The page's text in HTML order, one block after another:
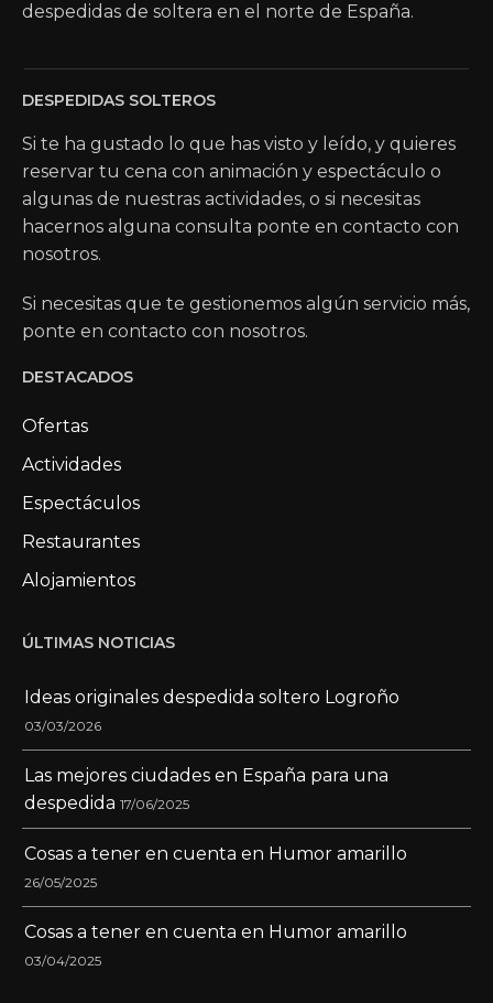
despedidas de soltera en el norte de España.
DESPEDIDAS SOLTEROS
Si te ha gustado lo que has visto y leído, y quieres
reservar tu cena con animación y espectáculo o
algunas de nuestras actividades, o si necesitas
hacernos alguna consulta ponte en contacto con
nosotros.
Si necesitas que te gestionemos algún servicio más,
ponte en contacto con nosotros.
DESTACADOS
Ofertas
Actividades
Espectáculos
Restaurantes
Alojamientos
ÚLTIMAS NOTICIAS
Ideas originales despedida soltero Logroño
03/03/2026
Las mejores ciudades en España para una
despedida 17/06/2025
Cosas a tener en cuenta en Humor amarillo
26/05/2025
Cosas a tener en cuenta en Humor amarillo
03/04/2025